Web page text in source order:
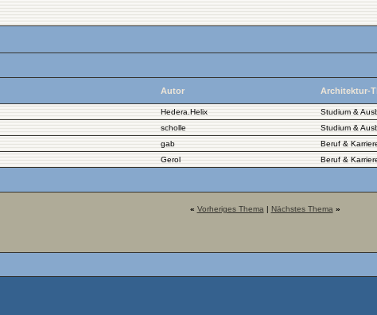
Autor Architektur-
Hedera.Helix Studium &
scholle Studium &
gab Beruf &
Gerol Beruf &
« Vorheriges Thema | Nächstes Thema »